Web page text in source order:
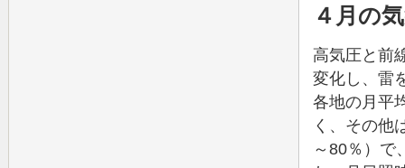
４月の
高気圧と前
変化し、雷
各地の月平
く、その他
～80％）で